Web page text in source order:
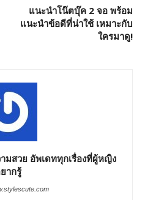
แนะนำโน๊ตบุ๊ค 2 จอ พร้อม
แนะนำข้อดีที่น่าใช้ เหมาะกับ
ใครมาดู!
มสวย อัพเดททุกเรื่องที่ผู้หญิง
ากรู้